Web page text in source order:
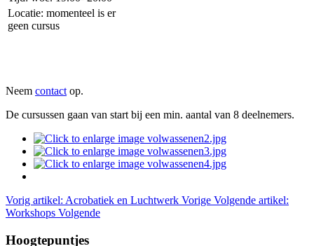
Locatie: momenteel is er
geen cursus
Neem contact op.
De cursussen gaan van start bij een min. aantal van 8 deelnemers.
Vorig artikel: Acrobatiek en Luchtwerk Vorige Volgende artikel:
Workshops Volgende
Hoogtepuntjes